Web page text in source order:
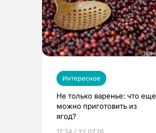
Интересное
Не только варенье: что еще
можно приготовить из
ягод?